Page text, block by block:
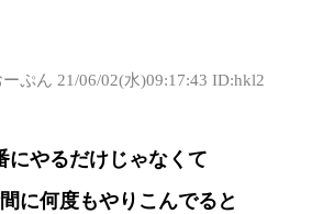
ぷん 21/06/02(水)09:17:43 ID:hkl2
にやるだけじゃなくて
に何度もやりこんでると